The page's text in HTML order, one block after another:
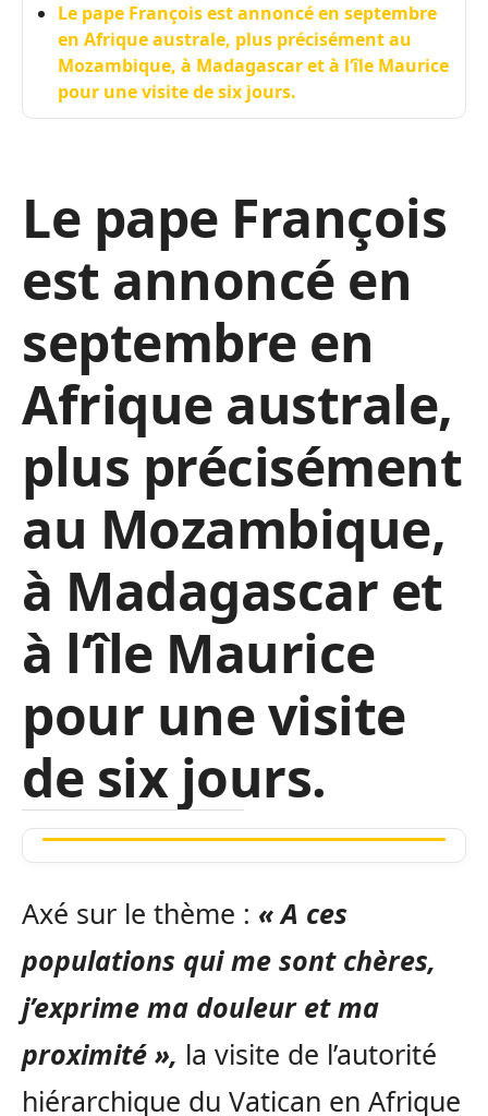
Le pape François est annoncé en septembre
en Afrique australe, plus précisément au
Mozambique, à Madagascar et à l‘île Maurice
pour une visite de six jours.
Le pape François
est annoncé en
septembre en
Afrique australe,
plus précisément
au Mozambique,
à Madagascar et
à l‘île Maurice
pour une visite
de six jours.
Axé sur le thème : « A ces
populations qui me sont chères,
j’exprime ma douleur et ma
proximité », la visite de l’autorité
hiérarchique du Vatican en Afrique